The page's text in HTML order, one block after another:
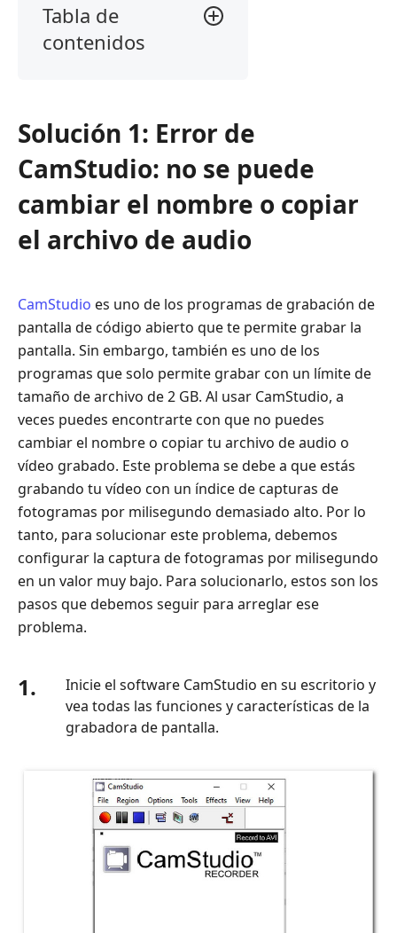
Tabla de
contenidos
de
no
se
puede
cambiar
o
copiar
el
de
audio
Solución
2:
Error
CamStudio
-
Problema
de
audio
bajo
grabación
Solución
CamStudio
Solución 1: Error de
CamStudio: no se puede
cambiar el nombre o copiar
el archivo de audio
CamStudio es uno de los programas de grabación de
pantalla de código abierto que te permite grabar la
pantalla. Sin embargo, también es uno de los
programas que solo permite grabar con un límite de
tamaño de archivo de 2 GB. Al usar CamStudio, a
veces puedes encontrarte con que no puedes
cambiar el nombre o copiar tu archivo de audio o
vídeo grabado. Este problema se debe a que estás
grabando tu vídeo con un índice de capturas de
fotogramas por milisegundo demasiado alto. Por lo
tanto, para solucionar este problema, debemos
configurar la captura de fotogramas por milisegundo
en un valor muy bajo. Para solucionarlo, estos son los
pasos que debemos seguir para arreglar ese
problema.
1.
Inicie el software CamStudio en su escritorio y
vea todas las funciones y características de la
grabadora de pantalla.